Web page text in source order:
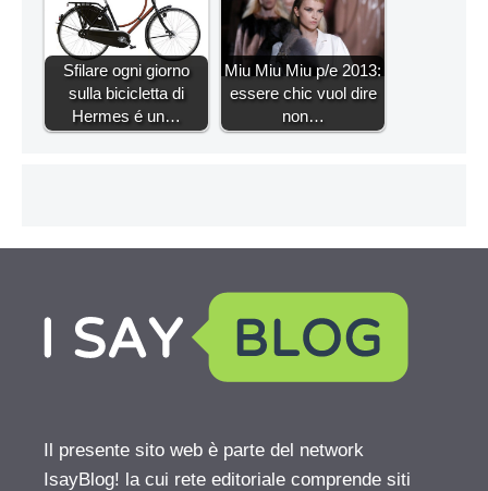
Sfilare ogni giorno
sulla bicicletta di
Hermes é un…
Miu Miu Miu p/e 2013:
essere chic vuol dire
non…
Il presente sito web è parte del network
IsayBlog! la cui rete editoriale comprende siti